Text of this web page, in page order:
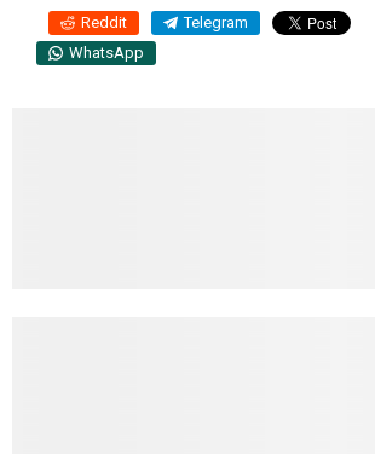
Reddit Telegram
WhatsApp